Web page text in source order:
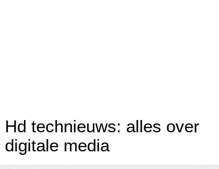
Hd technieuws: alles over
digitale media